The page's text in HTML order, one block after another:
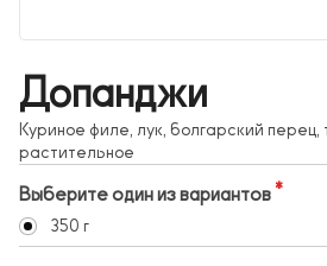
Допанджи
Куриное филе, лук, болгарский
растительное
Выберите один из вариантов
350 г